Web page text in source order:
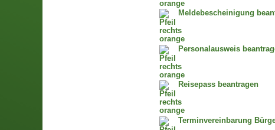
Meldebescheinigung
Personalausweis
Reisepass beantragen
Terminvereinbarung